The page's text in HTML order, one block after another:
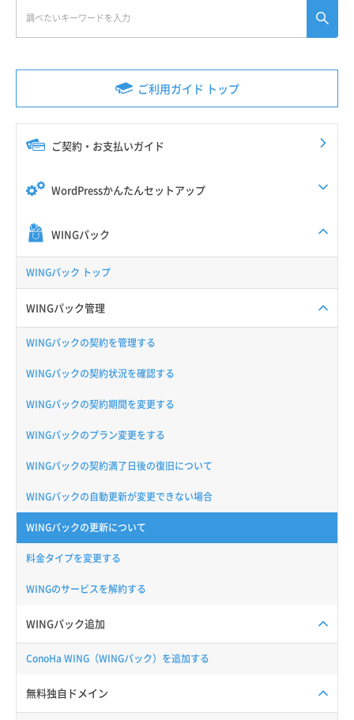
ご利用ガイド トップ
ご契約・お支払いガイド
WordPressかんたんセットアップ
WINGパック
WINGパック トップ
WINGパック管理
WINGパックの契約を管理する
WINGパックの契約状況を確認する
WINGパックの契約期間を変更する
WINGパックのプラン変更をする
WINGパックの契約満了日後の復旧について
WINGパックの自動更新が変更できない場合
WINGパックの更新について
料金タイプを変更する
WINGのサービスを解約する
WINGパック追加
ConoHa WING（WINGパック）を追加する
無料独自ドメイン